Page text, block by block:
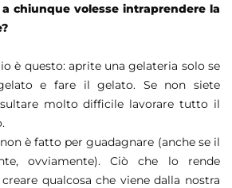
a chiunque volesse intraprendere la
è questo: aprite una gelateria solo se
e fare il gelato. Se non siete
molto difficile lavorare tutto il
è fatto per guadagnare (anche se il
ovviamente). Ciò che lo rende
qualcosa che viene dalla nostra